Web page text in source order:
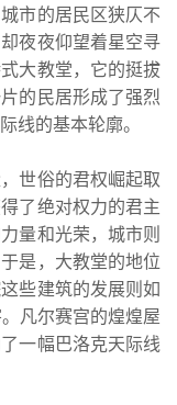
市的居民区狭仄不
夜夜仰望着星空寻
大教堂，它的挺拔
的民居形成了强烈
线的基本轮廓。
世俗的君权崛起取
了绝对权力的君主
量和光荣，城市则
是，大教堂的地位
些建筑的发展则如
凡尔赛宫的煌煌屋
一幅巴洛克天际线